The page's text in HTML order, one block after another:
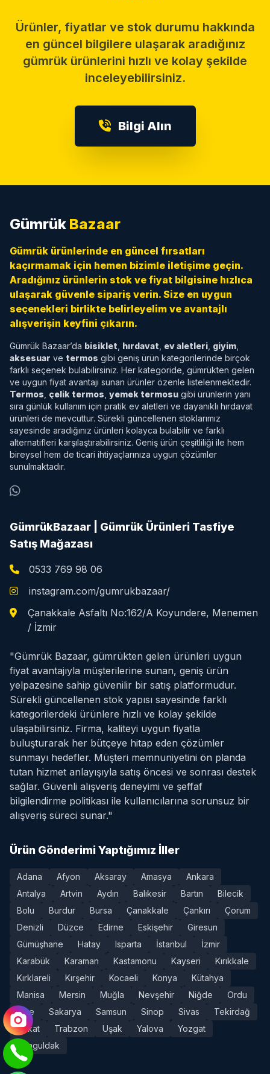
Ürünler, fiyatlar ve stok durumu hakkında
en güncel bilgilere ulaşarak aradığınız
gümrük ürünlerini hızlı ve kolay şekilde
inceleyebilirsiniz.
Bilgi Alın
Gümrük Bazaar
Gümrük ürünlerinde en güncel fırsatları
kaçırmamak için hemen bizimle iletişime geçin.
Aradığınız ürünlerin stok ve fiyat bilgisine hızlıca
ulaşarak güvenle sipariş verin. Size en uygun
seçenekleri birlikte belirleyelim ve avantajlı
alışverişin keyfini çıkarın.
Gümrük Bazaar’da bisiklet hırdavat ev aletleri giyim
aksesuar ve termos gibi geniş ürün kategorilerinde birçok
farklı seçenek bulabilirsiniz. Her kategoride, gümrükten gelen
ve uygun fiyat avantajı sunan ürünler özenle listelenmektedir.
Termos çelik termos yemek termosu gibi ürünlerin yanı
sıra günlük kullanım için pratik ev aletleri ve dayanıklı hırdavat
ürünleri de mevcuttur. Sürekli güncellenen stoklarımız
sayesinde aradığınız ürünleri kolayca bulabilir ve farklı
alternatifleri karşılaştırabilirsiniz. Geniş ürün çeşitliliği ile hem
bireysel hem de ticari ihtiyaçlarınıza uygun çözümler
sunulmaktadır.
GümrükBazaar | Gümrük Ürünleri Tasfiye
Satış Mağazası
0533 769 98 06
instagram.com/gumrukbazaar/
Çanakkale Asfaltı No:162/A Koyundere, Menemen
/ İzmir
"Gümrük Bazaar, gümrükten gelen ürünleri uygun
fiyat avantajıyla müşterilerine sunan, geniş ürün
yelpazesine sahip güvenilir bir satış platformudur.
Sürekli güncellenen stok yapısı sayesinde farklı
kategorilerdeki ürünlere hızlı ve kolay şekilde
ulaşabilirsiniz. Firma, kaliteyi uygun fiyatla
buluşturarak her bütçeye hitap eden çözümler
sunmayı hedefler. Müşteri memnuniyetini ön planda
tutan hizmet anlayışıyla satış öncesi ve sonrası destek
sağlar. Güvenli alışveriş deneyimi ve şeffaf
bilgilendirme politikası ile kullanıcılarına sorunsuz bir
alışveriş süreci sunar."
Ürün Gönderimi Yaptığımız İller
Adana Afyon Aksaray Amasya
Ankara
Antalya
Artvin Aydın Balıkesir Bartın
Bilecik
Bolu
Burdur Bursa Çanakkale Çankırı
Çorum
Denizli
Düzce Edirne Eskişehir
Giresun
Gümüşhane
Hatay Isparta İstanbul
İzmir
Karabük
Karaman Kastamonu Kayseri
Kırıkkale
Kırklareli
Kırşehir Kocaeli Konya
Kütahya
Manisa
Mersin Muğla Nevşehir Niğde
Ordu
Rize
Sakarya Samsun Sinop Sivas
Tekirdağ
Tokat
Trabzon Uşak Yalova
Yozgat
Zonguldak